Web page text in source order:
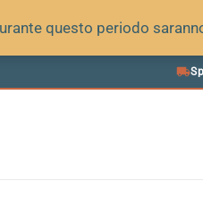
questo periodo